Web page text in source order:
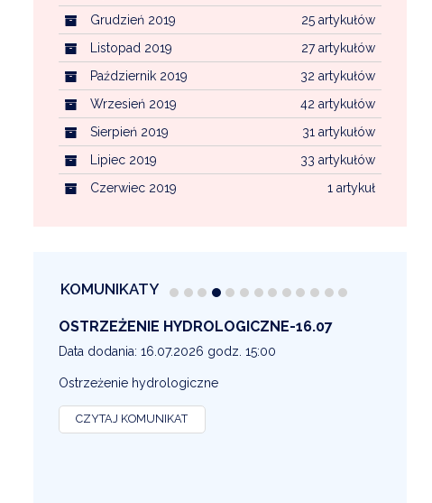
25 artykułów
Grudzień 2019
27 artykułów
Listopad 2019
32 artykułów
Październik 2019
42 artykułów
Wrzesień 2019
31 artykułów
Sierpień 2019
33 artykułów
Lipiec 2019
1 artykuł
Czerwiec 2019
KOMUNIKATY
OSTRZEŻENIE METEOROLOGICZNE 16-07
Data dodania: 16.07.2026 godz. 14:30
OSTRZEŻENIE METEOROLOGICZNE
CZYTAJ KOMUNIKAT